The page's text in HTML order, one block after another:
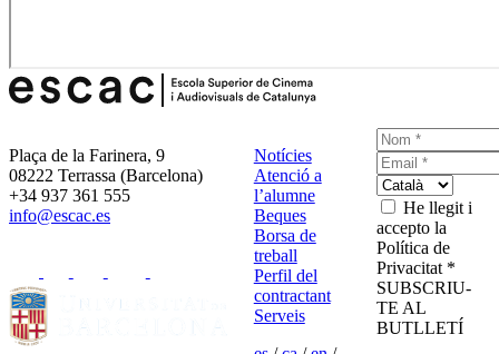
Plaça de la Farinera, 9
08222 Terrassa (Barcelona)
+34 937 361 555
info@escac.es
Notícies
Atenció a
l’alumne
Beques
Borsa de
treball
Perfil del
contractant
Serveis
He llegit i
accepto la
Política de
Privacitat *
SUBSCRIU-
TE AL
BUTLLETÍ